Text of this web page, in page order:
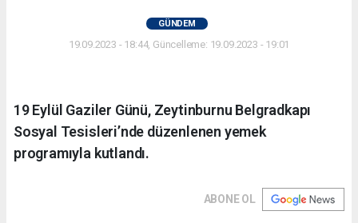
GÜNDEM
19.09.2023 - 18:44, Güncelleme: 19.09.2023 - 19:01
19 Eylül Gaziler Günü, Zeytinburnu Belgradkapı
Sosyal Tesisleri’nde düzenlenen yemek
programıyla kutlandı.
ABONE OL